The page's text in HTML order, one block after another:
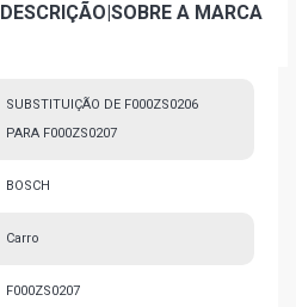
DESCRIÇÃO|SOBRE A MARCA
SUBSTITUIÇÃO DE F000ZS0206
PARA F000ZS0207
BOSCH
Carro
F000ZS0207